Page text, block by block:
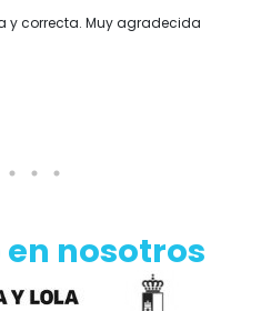
y correcta. Muy agradecida
nosotros